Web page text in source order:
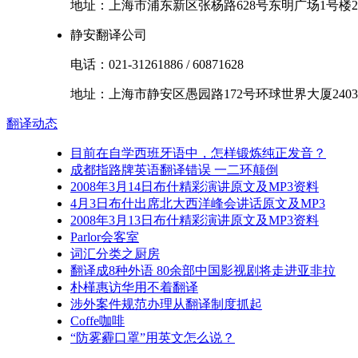
地址： 上海市浦东新区张杨路628号东明广场1号楼
静安翻译公司
电话： 021-31261886 /60871628
地址： 上海市静安区愚园路172号环球世界大厦
翻译动态
目前在自学西班牙语中，怎样锻炼纯正发音？
成都指路牌英语翻译错误 一二环颠倒
2008年3月14日布什精彩演讲原文及MP3资料
4月3日布什出席北大西洋峰会讲话原文及MP3
2008年3月13日布什精彩演讲原文及MP3资料
Parlor会客室
词汇分类之厨房
翻译成8种外语 80余部中国影视剧将走进亚非拉
朴槿惠访华用不着翻译
涉外案件规范办理从翻译制度抓起
Coffe咖啡
“防雾霾口罩”用英文怎么说？